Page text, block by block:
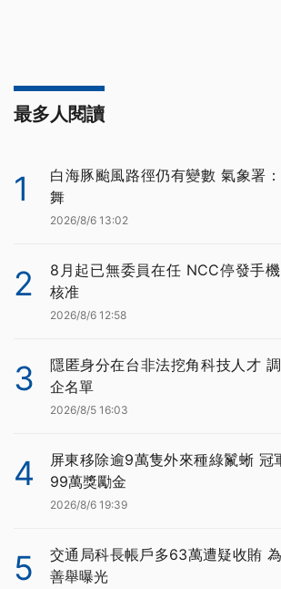
最多人閱讀
1
白海豚颱風路徑仍有變數 氣象署
舞
2026/8/6 13:02
2
8月起已無委員在任 NCC停發手
核准
2026/8/6 12:58
3
隱匿身分在台非法挖角科技人才
企名單
2026/8/5 16:03
4
屏東移除逾9萬隻外來種綠鬣蜥 冠
99萬獎勵金
2026/8/6 19:39
5
交通局科長帳戶多63萬遭疑收賄
善舉曝光